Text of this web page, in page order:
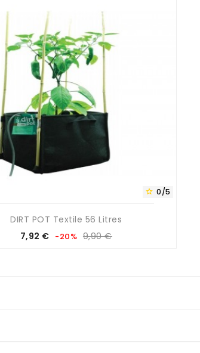
 0/5
DIRT POT Textile 56 Litres
Prix
7,92 € Prix
-20% 9,90 €